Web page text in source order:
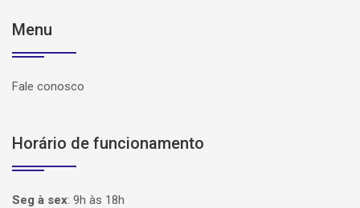
Menu
Fale conosco
Horário de funcionamento
Seg à sex: 9h às 18h